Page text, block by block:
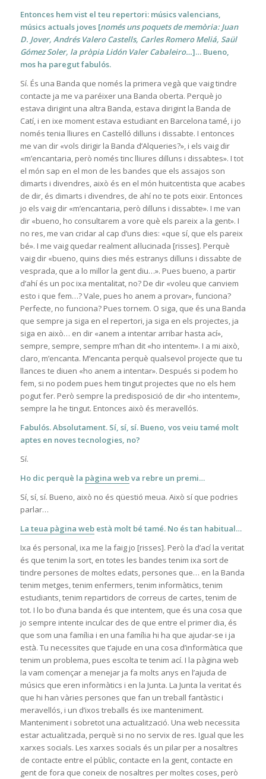
Entonces hem vist el teu repertori: músics valencians,
músics actuals joves [només uns poquets de memòria: Juan
D. Jover, Andrés Valero Castells, Carles Romero Meliá, Saül
Gómez Soler, la pròpia Lidón Valer Cabaleiro…]… Bueno,
mos ha paregut fabulós.
Sí. És una Banda que només la primera vegà que vaig tindre
contacte ja me va paréixer una Banda oberta. Perquè jo
estava dirigint una altra Banda, estava dirigint la Banda de
Catí, i en ixe moment estava estudiant en Barcelona tamé, i jo
només tenia lliures en Castelló dilluns i dissabte. I entonces
me van dir «vols dirigir la Banda d’Alqueries?», i els vaig dir
«m’encantaria, però només tinc lliures dilluns i dissabtes». I tot
el món sap en el mon de les bandes que els assajos son
dimarts i divendres, això és en el món huitcentista que acabes
de dir, és dimarts i divendres, de ahí no te pots eixir. Entonces
jo els vaig dir «m’encantaria, però dilluns i dissabte». I me van
dir «bueno, ho consultarem a vore què els pareix a la gent». I
no res, me van cridar al cap d’uns dies: «que sí, que els pareix
bé». I me vaig quedar realment al·lucinada [risses]. Perquè
vaig dir «bueno, quins dies més estranys dilluns i dissabte de
vesprada, que a lo millor la gent diu…». Pues bueno, a partir
d’ahí és un poc ixa mentalitat, no? De dir «voleu que canviem
esto i que fem…? Vale, pues ho anem a provar», funciona?
Perfecte, no funciona? Pues tornem. O siga, que és una Banda
que sempre ja siga en el repertori, ja siga en els projectes, ja
siga en això… en dir «anem a intentar arribar hasta ací»,
sempre, sempre, sempre m’han dit «ho intentem». I a mi això,
claro, m’encanta. M’encanta perquè qualsevol projecte que tu
llances te diuen «ho anem a intentar». Después si podem ho
fem, si no podem pues hem tingut projectes que no els hem
pogut fer. Però sempre la predisposició de dir «ho intentem»,
sempre la he tingut. Entonces això és meravellós.
Fabulós. Absolutament. Sí, sí, sí. Bueno, vos veiu tamé molt
aptes en noves tecnologies, no?
Sí.
Ho dic perquè la pàgina webva rebre un premi…
Sí, sí, sí. Bueno, això no és qüestió meua. Això sí que podries
parlar…
La teua pàgina webestà molt bé tamé. No és tan habitual…
Ixa és personal, ixa me la faig jo [risses]. Però la d’ací la veritat
és que tenim la sort, en totes les bandes tenim ixa sort de
tindre persones de moltes edats, persones que… en la Banda
tenim metges, tenim enfermers, tenim informàtics, tenim
estudiants, tenim repartidors de correus de cartes, tenim de
tot. I lo bo d’una banda és que intentem, que és una cosa que
jo sempre intente inculcar des de que entre el primer dia, és
que som una família i en una família hi ha que ajudar-se i ja
està. Tu necessites que t’ajude en una cosa d’informàtica que
tenim un problema, pues escolta te tenim ací. I la pàgina web
la vam començar a menejar ja fa molts anys en l’ajuda de
músics que eren informàtics i en la Junta. La Junta la veritat és
que hi han vàries persones que fan un treball fantàstic i
meravellós, i un d’ixos treballs és ixe manteniment.
Manteniment i sobretot una actualització. Una web necessita
estar actualitzada, perquè si no no servix de res. Igual que les
xarxes socials. Les xarxes socials és un pilar per a nosaltres
de contacte entre el públic, contacte en la gent, contacte en
gent de fora que coneix de nosaltres per moltes coses, però